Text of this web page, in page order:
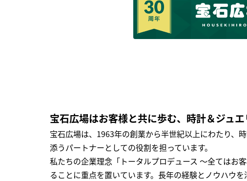
宝石広場はお客様と共に歩む、時計＆ジュエ
宝石広場は、1963年の創業から半世紀以上にわたり、
添うパートナーとしての役割を担っています。
私たちの企業理念「トータルプロデュース ～全てはお
ることに重点を置いています。長年の経験とノウハウ